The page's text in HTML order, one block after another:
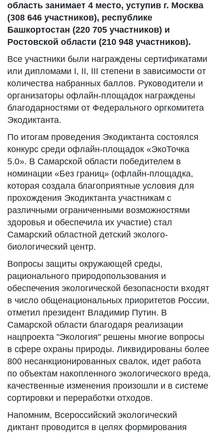
область занимает 4 место, уступив г. Москва
(308 646 участников), республике
Башкортостан (220 705 участников) и
Ростовской области (210 948 участников).
Все участники были награждены сертификатами
или дипломами I, II, III степени в зависимости от
количества набранных баллов. Руководители и
организаторы офлайн-площадок награждены
благодарностями от Федерального оргкомитета
Экодиктанта.
По итогам проведения Экодиктанта состоялся
конкурс среди офлайн-площадок «ЭкоТочка
5.0». В Самарской области победителем в
номинации «Без границ» (офлайн-площадка,
которая создала благоприятные условия для
прохождения Экодиктанта участникам с
различными ограниченными возможностями
здоровья и обеспечила их участие) стал
Самарский областной детский эколого-
биологический центр.
Вопросы защиты окружающей среды,
рационального природопользования и
обеспечения экологической безопасности входят
в число общенациональных приоритетов России,
отметил президент Владимир Путин. В
Самарской области благодаря реализации
нацпроекта "Экология" решены многие вопросы
в сфере охраны природы. Ликвидированы более
800 несанкционированных свалок, идет работа
по объектам накопленного экологического вреда,
качественные изменения произошли и в системе
сортировки и переработки отходов.
Напомним, Всероссийский экологический
диктант проводится в целях формирования